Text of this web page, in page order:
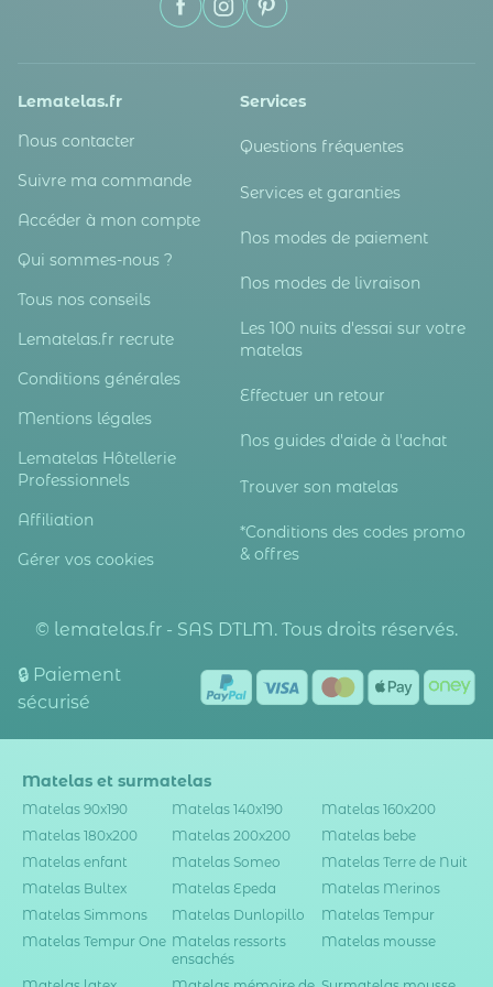
Lematelas.fr
Nous contacter
Suivre ma commande
Accéder à mon compte
Qui sommes-nous ?
Tous nos conseils
Lematelas.fr recrute
Conditions générales
Mentions légales
Lematelas Hôtellerie
Professionnels
Affiliation
Gérer vos cookies
Services
Questions fréquentes
Services et garanties
Nos modes de paiement
Nos modes de livraison
Les 100 nuits d'essai sur votre
matelas
Effectuer un retour
Nos guides d'aide à l'achat
Trouver son matelas
*Conditions des codes promo
& offres
© lematelas.fr - SAS DTLM. Tous droits réservés.
🔒 Paiement
sécurisé
Matelas et surmatelas
Matelas 90x190 Matelas 140x190
Matelas 160x200
Matelas 180x200
Matelas 200x200
Matelas bebe
Matelas enfant
Matelas Someo
Matelas Terre de Nuit
Matelas Bultex
Matelas Epeda
Matelas Merinos
Matelas Simmons
Matelas Dunlopillo
Matelas Tempur
Matelas Tempur One Matelas ressorts
ensachés
Matelas mousse